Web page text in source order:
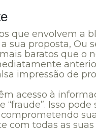
que envolvem a
sua proposta, Ou
baratos que o
impressão de
acesso à
“fraude”. Isso
com todas as